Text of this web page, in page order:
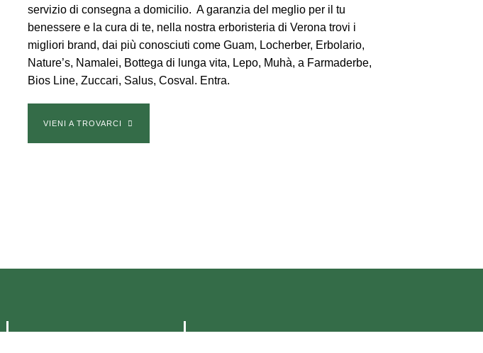
servizio di consegna a domicilio. A garanzia del meglio per il tu
benessere e la cura di te, nella nostra erboristeria di Verona trovi i
migliori brand, dai più conosciuti come Guam, Locherber, Erbolario,
Nature’s, Namalei, Bottega di lunga vita, Lepo, Muhà, a Farmaderbe,
Bios Line, Zuccari, Salus, Cosval. Entra.
VIENI A TROVARCI